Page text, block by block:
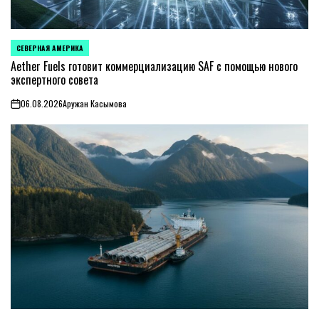
ОПУБЛИКОВАНО
В
СЕВЕРНАЯ АМЕРИКА
Aether Fuels готовит коммерциализацию SAF с помощью нового
экспертного совета
on06.08.2026Аружан Касымова